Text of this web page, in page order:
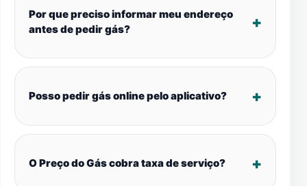
Por que preciso informar meu endereço
antes de pedir gás?
Posso pedir gás online pelo aplicativo?
O Preço do Gás cobra taxa de serviço?